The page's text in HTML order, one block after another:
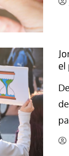
el